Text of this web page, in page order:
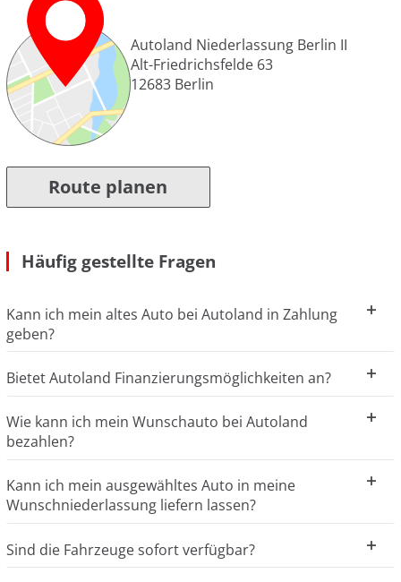
Autoland Niederlassung Berlin II
Alt-Friedrichsfelde 63
12683 Berlin
Route planen
Häufig gestellte Fragen
Kann ich mein altes Auto bei Autoland in Zahlung
geben?
Bietet Autoland Finanzierungsmöglichkeiten an?
Wie kann ich mein Wunschauto bei Autoland
bezahlen?
Kann ich mein ausgewähltes Auto in meine
Wunschniederlassung liefern lassen?
Sind die Fahrzeuge sofort verfügbar?